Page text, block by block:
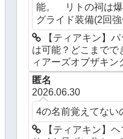
能。 リトの祠は爆
グライド装備(2回強
【ティアキン】
は可能？どこまでで
ィアーズオブザキン
匿名
2026.06.30
4の名前覚えてない
【ティアキン】